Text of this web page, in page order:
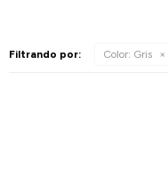
Filtrando por: Color: Gris